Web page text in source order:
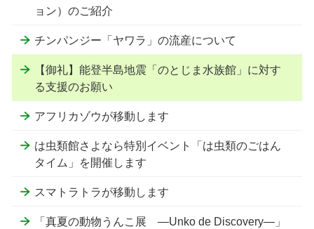
ョン）のご紹介
チンパンジー「ヤワラ」の流産について
【御礼】能登半島地震「のとじま水族館」に対す
る支援のお願い
アフリカゾウが移動します
は虫類館さよなら特別イベント「は虫類のごはん
タイム」を開催します
スマトラトラが移動します
「真夏の動物うんこ展 ―Unko de Discovery―」